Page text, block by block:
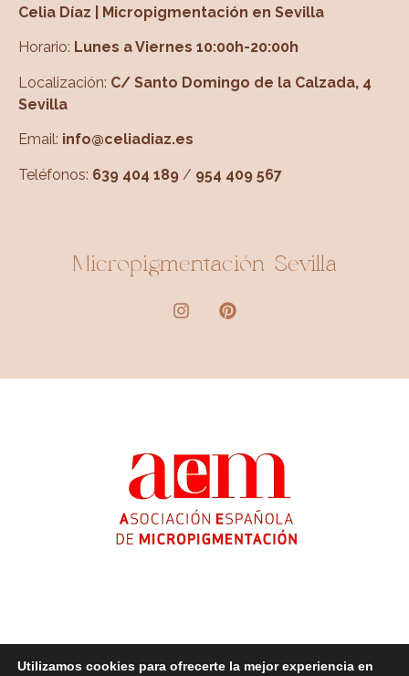
Celia Díaz | Micropigmentación en Sevilla
Horario: Lunes a Viernes 10:00h-20:00h
Localización: C/ Santo Domingo de la Calzada, 4
Sevilla
Email: info@celiadiaz.es
Teléfonos: 639 404 189 / 954 409 567
Micropigmentación Sevilla
Utilizamos cookies para ofrecerte la mejor experiencia en